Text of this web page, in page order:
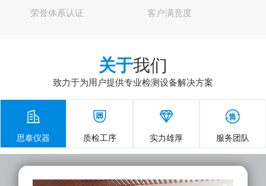
荣誉体系认证 客户满意度
关于我们
致力于为用户提供专业检测设备解决方案

思泰仪器

质检工序

实力雄厚

服务团队